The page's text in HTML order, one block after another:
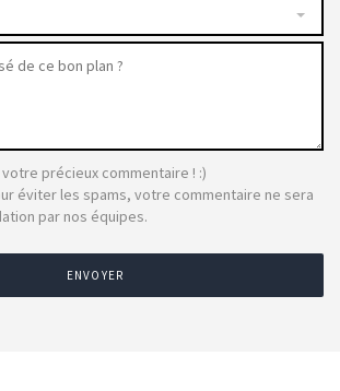
votre précieux commentaire ! :)
éviter les spams, votre commentaire ne sera
par nos équipes.
ENVOYER